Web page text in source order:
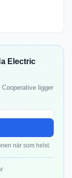
Electric
ligger
när som helst.